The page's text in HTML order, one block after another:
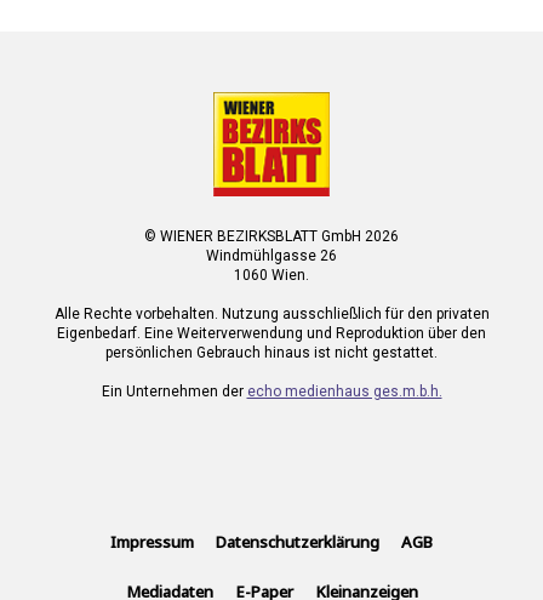
© WIENER BEZIRKSBLATT GmbH 2026
Windmühlgasse 26
1060 Wien.
Alle Rechte vorbehalten. Nutzung ausschließlich für den privaten
Eigenbedarf. Eine Weiterverwendung und Reproduktion über den
persönlichen Gebrauch hinaus ist nicht gestattet.
Ein Unternehmen der echo medienhaus ges.m.b.h.
Impressum Datenschutzerklärung AGB
Mediadaten E-Paper Kleinanzeigen